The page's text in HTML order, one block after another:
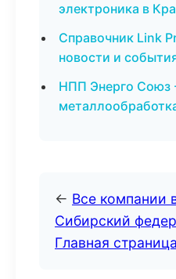
электроника в
Справочник Link
новости и
НПП Энерго Союз
← Все компании
Сибирский
Главная страница